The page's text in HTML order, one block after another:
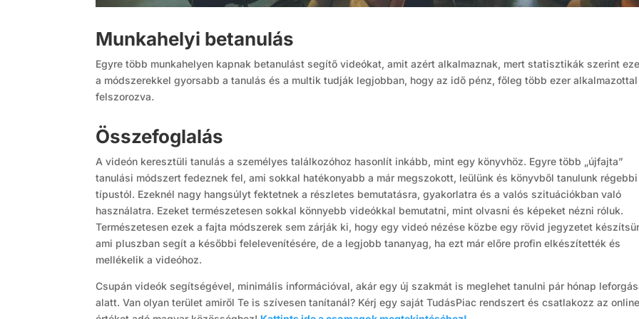
Munkahelyi betanulás
Egyre több munkahelyen kapnak betanulást segítő videókat, amit azért alkalmaznak, mert statisztikák szerint
a módszerekkel gyorsabb a tanulás és a multik tudják legjobban, hogy az idő pénz, főleg több ezer alkalmazottal
felszorozva.
Összefoglalás
A videón keresztüli tanulás a személyes találkozóhoz hasonlít inkább, mint egy könyvhöz. Egyre több „újfajta”
tanulási módszert fedeznek fel, ami sokkal hatékonyabb a már megszokott, leülünk és könyvből tanulunk régebbi
típustól. Ezeknél nagy hangsúlyt fektetnek a részletes bemutatásra, gyakorlatra és a valós szituációkban való
használatra. Ezeket természetesen sokkal könnyebb videókkal bemutatni, mint olvasni és képeket nézni róluk.
Természetesen ezek a fajta módszerek sem zárják ki, hogy egy videó nézése közbe egy rövid jegyzetet
ami pluszban segít a későbbi felelevenítésére, de a legjobb tananyag, ha ezt már előre profin elkészítették és
mellékelik a videóhoz.
Csupán videók segítségével, minimális információval, akár egy új szakmát is meglehet tanulni pár hónap
alatt. Van olyan terület amiről Te is szívesen tanítanál? Kérj egy saját TudásPiac rendszert és csatlakozz az online